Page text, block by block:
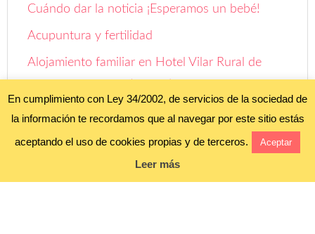
Cuándo dar la noticia ¡Esperamos un bebé!
Acupuntura y fertilidad
Alojamiento familiar en Hotel Vilar Rural de
Aviso legal y política de privacidad
En cumplimiento con Ley 34/2002, de servicios de la sociedad de
la información te recordamos que al navegar por este sitio estás
aceptando el uso de cookies propias y de terceros.
Aceptar
Leer más